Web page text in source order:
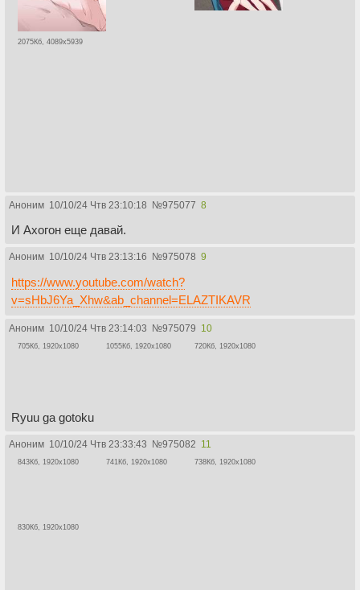
2075Кб, 4089x5939
Аноним 10/10/24 Чтв 23:10:18 №975077 8
И Ахогон еще давай.
Аноним 10/10/24 Чтв 23:13:16 №975078 9
https://www.youtube.com/watch?
v=sHbJ6Ya_Xhw&ab_channel=ELAZTIKAVR
Аноним 10/10/24 Чтв 23:14:03 №975079 10
705Кб, 1920x1080 1055Кб, 1920x1080 720Кб, 1920x1080
Ryuu ga gotoku
Аноним 10/10/24 Чтв 23:33:43 №975082 11
843Кб, 1920x1080 741Кб, 1920x1080 738Кб, 1920x1080
830Кб, 1920x1080